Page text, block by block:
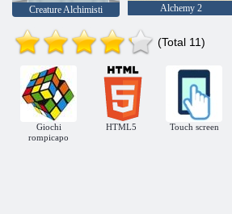
Creature Alchimisti Alchemy 2
(Total 11)
Giochi
rompicapo
HTML5 Touch screen